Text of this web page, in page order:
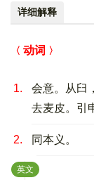
详细解释
动词
1.
会意。从臼
去麦皮。引
2. 同本义。
英文 ：